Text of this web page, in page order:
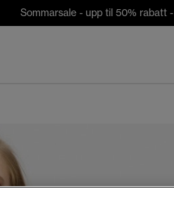
Sommarsale - upp til 50% rabatt -